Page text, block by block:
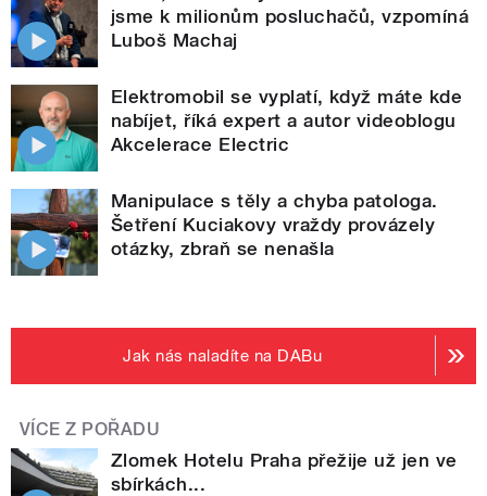
jsme k milionům posluchačů, vzpomíná
Luboš Machaj
Elektromobil se vyplatí, když máte kde
nabíjet, říká expert a autor videoblogu
Akcelerace Electric
Manipulace s těly a chyba patologa.
Šetření Kuciakovy vraždy provázely
otázky, zbraň se nenašla
Jak nás naladíte na DABu
VÍCE Z POŘADU
Zlomek Hotelu Praha přežije už jen ve
sbírkách...